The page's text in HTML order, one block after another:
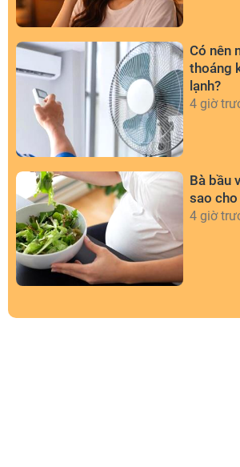
Có nên
thoáng
lạnh?
4 giờ
Bà bầu
sao cho
4 giờ